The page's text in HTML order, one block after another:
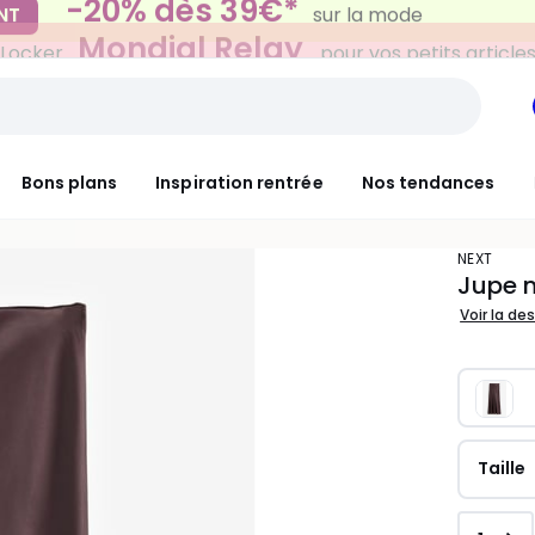
Mondial Relay pour vos petits articles
Bons plans Inspiration rentrée Nos tendances
NEXT
Jupe
Voir la
Taille